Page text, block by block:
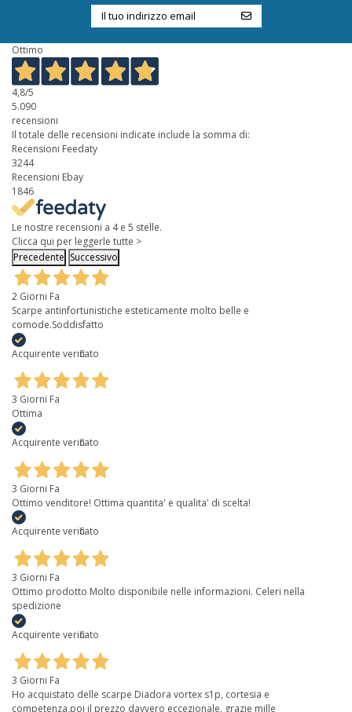
Ottimo
4,8/5
5.090
recensioni
Il totale delle recensioni indicate include la somma di:
Recensioni Feedaty
3244
Recensioni Ebay
1846
Le nostre recensioni a 4 e 5 stelle.
Clicca qui per leggerle tutte >
Precedente Successivo
2 Giorni Fa
Scarpe antinfortunistiche esteticamente molto belle e
comode.Soddisfatto
Acquirente verificato
3 Giorni Fa
Ottima
Acquirente verificato
3 Giorni Fa
Ottimo venditore! Ottima quantita' e qualita' di scelta!
Acquirente verificato
3 Giorni Fa
Ottimo prodotto Molto disponibile nelle informazioni. Celeri nella
spedizione
Acquirente verificato
3 Giorni Fa
Ho acquistato delle scarpe Diadora vortex s1p, cortesia e
competenza,poi il prezzo davvero eccezionale, grazie mille